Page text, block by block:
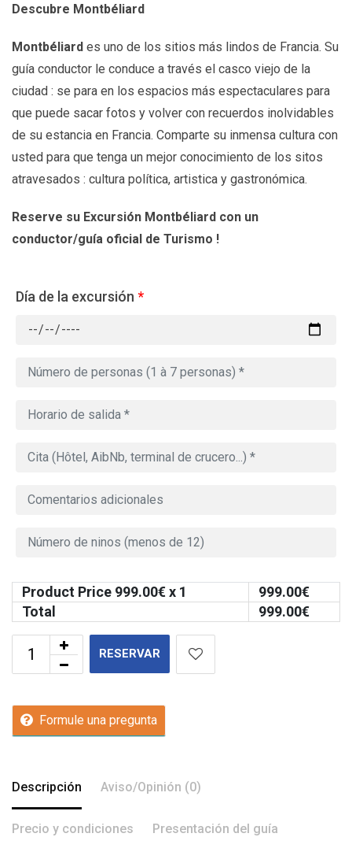
Descubre Montbéliard
Montbéliard es uno de los sitios más lindos de Francia. Su
guía conductor le conduce a través el casco viejo de la
ciudad : se para en los espacios más espectaculares para
que puede sacar fotos y volver con recuerdos inolvidables
de su estancia en Francia. Comparte su inmensa cultura con
usted para que tenga un mejor conocimiento de los sitos
atravesados : cultura política, artistica y gastronómica.
Reserve su Excursión Montbéliard con un
conductor/guía oficial de Turismo !
Día de la excursión *
Product Price 999.00€ x 1 999.00€
Total
999.00€
RESERVAR
Formule una pregunta
Descripción Aviso/Opinión (0)
Precio y condiciones Presentación del guía